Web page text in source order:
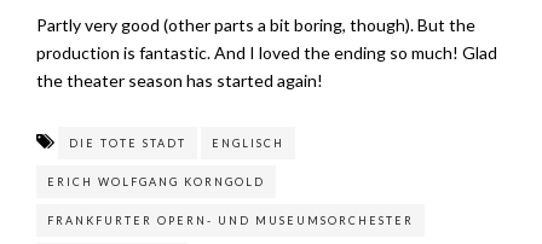
Partly very good (other parts a bit boring, though). But the
production is fantastic. And I loved the ending so much! Glad
the theater season has started again!
DIE TOTE STADT ENGLISCH
ERICH WOLFGANG KORNGOLD
FRANKFURTER OPERN- UND MUSEUMSORCHESTER